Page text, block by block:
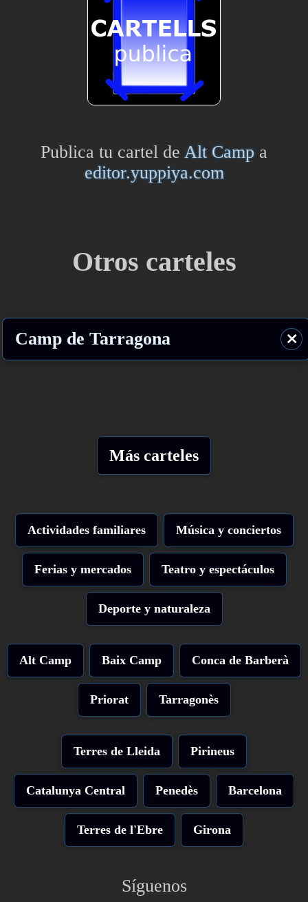
Publica tu cartel de Alt Campa
editor.yuppiya.com
Otros carteles
Camp de Tarragona ⨯
Más carteles
Actividades familiares Música y conciertos
Ferias y mercados Teatro y espectáculos
Deporte y naturaleza
Alt Camp Baix Camp Conca de Barberà
Priorat Tarragonès
Terres de Lleida Pirineus
Catalunya Central Penedès Barcelona
Terres de l'Ebre Girona
Síguenos